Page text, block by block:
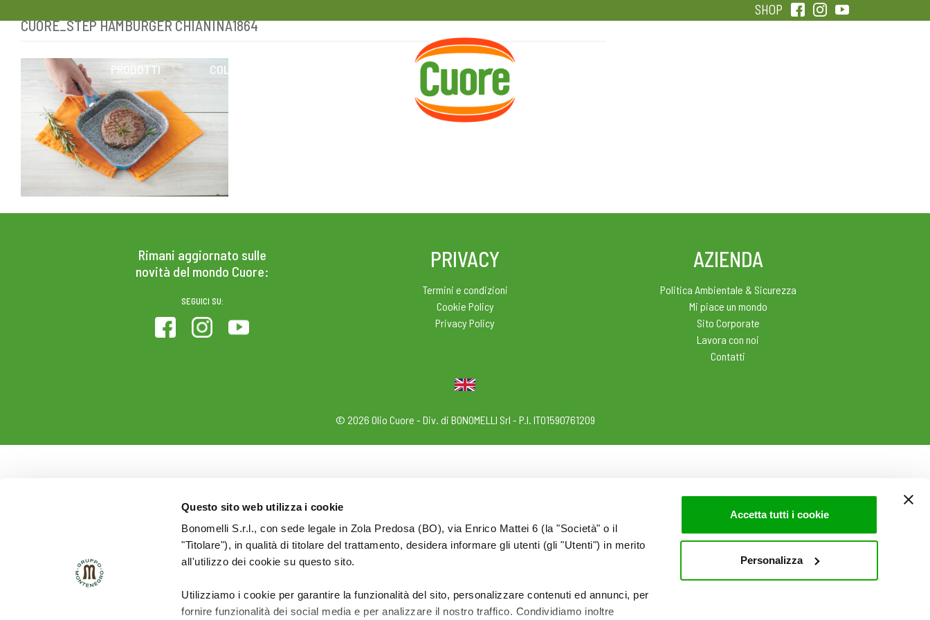
Questo sito web utilizza i cookie
Bonomelli S.r.l., con sede legale in Zola Predosa (BO), via Enrico Mattei 6 (la "Società" o il
"Titolare"), in qualità di titolare del trattamento, desidera informare gli utenti (gli "Utenti") in merito
all'utilizzo dei cookie su questo sito.
Utilizziamo i cookie per garantire la funzionalità del sito, personalizzare contenuti ed annunci, per
fornire funzionalità dei social media e per analizzare il nostro traffico. Condividiamo inoltre
Accetta tutti i cookie
Personalizza
Skip
content
SHOP
PRODOTTI COLESTEROLO
HOME
CUORE_STEP HAMBURGER CHIANINA1864
Rimani aggiornato sulle
novità del mondo Cuore:
SEGUICI SU:
PRIVACY
Termini e condizioni
Cookie Policy
Privacy Policy
AZIENDA
Politica Ambientale & Sicurezza
Mi piace un mondo
Sito Corporate
Lavora con noi
Contatti
© 2026 Olio Cuore - Div. di BONOMELLI Srl - P.I. IT01590761209